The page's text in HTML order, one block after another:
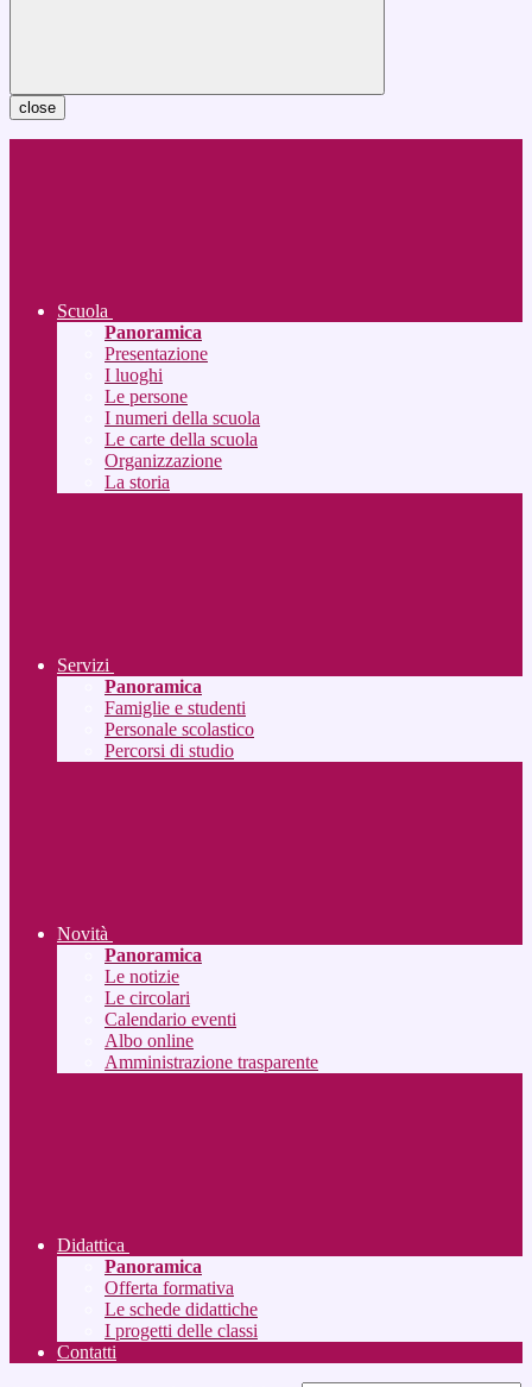
close
Scuola
Panoramica
Presentazione
I luoghi
Le persone
I numeri della scuola
Le carte della scuola
Organizzazione
La storia
Servizi
Panoramica
Famiglie e studenti
Personale scolastico
Percorsi di studio
Novità
Panoramica
Le notizie
Le circolari
Calendario eventi
Albo online
Amministrazione trasparente
Didattica
Panoramica
Offerta formativa
Le schede didattiche
I progetti delle classi
Contatti